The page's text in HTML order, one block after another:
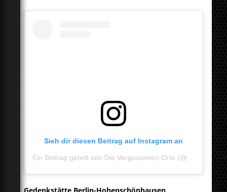
Sieh dir diesen Beitrag auf Instagram an
Ein Beitrag geteilt von Die Vergessenen Orte (@dievergessenenorte)